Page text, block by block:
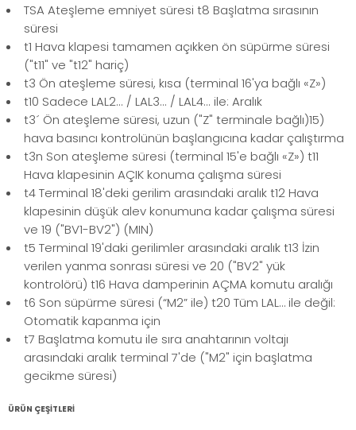
TSA Ateşleme emniyet süresi t8 Başlatma sırasının
süresi
t1 Hava klapesi tamamen açıkken ön süpürme süresi
("t11" ve "t12" hariç)
t3 Ön ateşleme süresi, kısa (terminal 16'ya bağlı «Z»)
t10 Sadece LAL2... / LAL3... / LAL4... ile: Aralık
t3´ Ön ateşleme süresi, uzun ("Z" terminale bağlı)15)
hava basıncı kontrolünün başlangıcına kadar çalıştırma
t3n Son ateşleme süresi (terminal 15'e bağlı «Z») t11
Hava klapesinin AÇIK konuma çalışma süresi
t4 Terminal 18'deki gerilim arasındaki aralık t12 Hava
klapesinin düşük alev konumuna kadar çalışma süresi
ve 19 ("BV1-BV2") (MIN)
t5 Terminal 19'daki gerilimler arasındaki aralık t13 İzin
verilen yanma sonrası süresi ve 20 ("BV2" yük
kontrolörü) t16 Hava damperinin AÇMA komutu aralığı
t6 Son süpürme süresi (“M2” ile) t20 Tüm LAL… ile değil:
Otomatik kapanma için
t7 Başlatma komutu ile sıra anahtarının voltajı
arasındaki aralık terminal 7'de ("M2" için başlatma
gecikme süresi)
ÜRÜN ÇEŞİTLERİ